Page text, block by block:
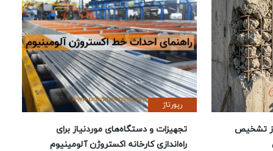
تشخیص
رپورتاژ
تجهیزات و دستگاه‌های موردنیاز برای
راه‌اندازی کارخانه اکستروژن آلومینیوم